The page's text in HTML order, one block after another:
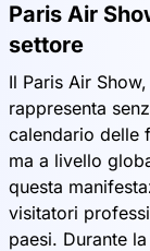
Paris Air
settore
Il Paris Air
rappresenta
calendario delle
ma a livello
questa
visitatori
paesi. Durante